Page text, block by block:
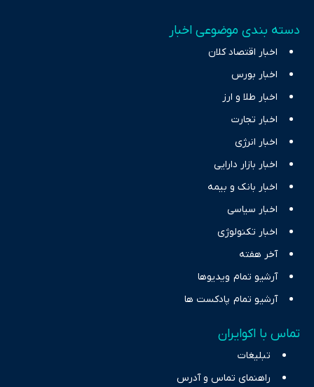
دسته بندی موضوعی اخبار
اخبار اقتصاد کلان
اخبار بورس
اخبار طلا و ارز
اخبار تجارت
اخبار انرژی
اخبار بازار دارایی
اخبار بانک و بیمه
اخبار سیاسی
اخبار تکنولوژی
آخر هفته
آرشیو تمام ویدیوها
آرشیو تمام پادکست ها
تماس با اکوایران
تبلیغات
راهنمای تماس و آدرس